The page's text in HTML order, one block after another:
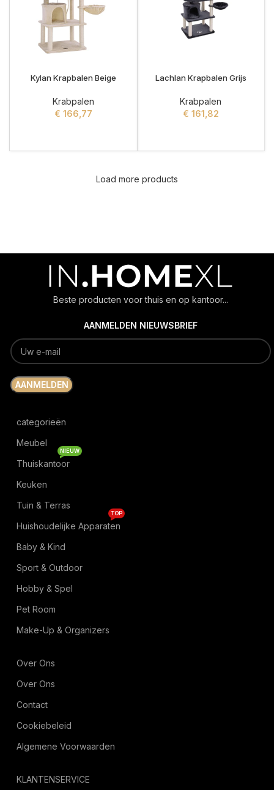
Kylan Krapbalen Beige
Krabpalen
€ 166,77
Lachlan Krapbalen Grijs
Krabpalen
€ 161,82
Load more products
Beste producten voor thuis en op kantoor...
AANMELDEN NIEUWSBRIEF
categorieën
Meubel
Thuiskantoor
NIEUW
Keuken
Tuin & Terras
Huishoudelijke Apparaten
TOP
Baby & Kind
Sport & Outdoor
Hobby & Spel
Pet Room
Make-Up & Organizers
Over Ons
Over Ons
Contact
Cookiebeleid
Algemene Voorwaarden
KLANTENSERVICE